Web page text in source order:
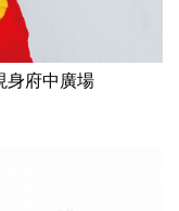
府中廣場